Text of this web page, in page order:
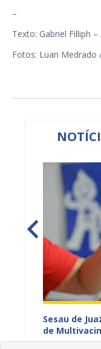
–
Texto: Gabriel Filliph –
Fotos: Luan Medrado
da
Sesau de
de
caderneta